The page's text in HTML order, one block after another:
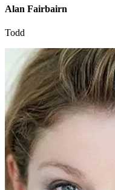
Alan Fairbairn
Todd